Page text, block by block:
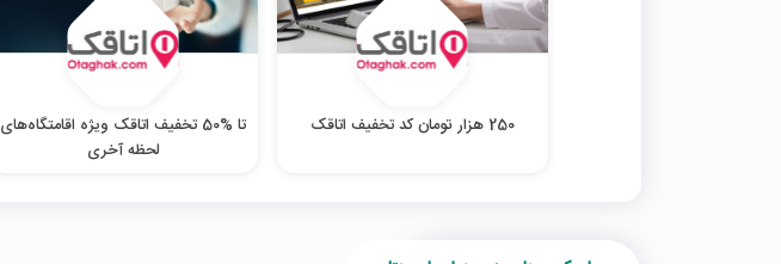
250 هزار تومان کد تخفیف اتاقک
تا %50 تخفیف اتاقک ویژه اقامتگاه‌های
لحظه آخری